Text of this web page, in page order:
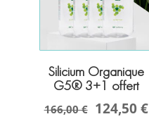
Silicium Organique
G5® 3+1 offert
166,00 € 124,50 €